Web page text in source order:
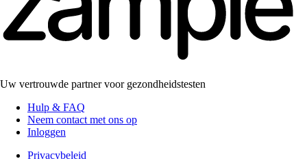
Uw vertrouwde partner voor gezondheidstesten
Hulp & FAQ
Neem contact met ons op
Inloggen
Privacybeleid